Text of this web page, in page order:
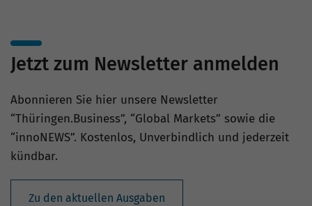
Jetzt zum Newsletter anmelden
Abonnieren Sie hier unsere Newsletter
“Thüringen.Business”, “Global Markets” sowie die
“innoNEWS”. Kostenlos, Unverbindlich und jederzeit
kündbar.
Zu den aktuellen Ausgaben